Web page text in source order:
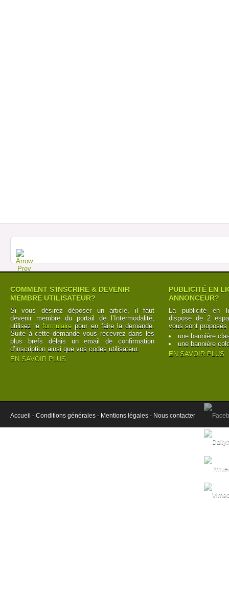
COMMENT S'INSCRIRE & DEVENIR
MEMBRE UTILISATEUR?
Si vous désirez déposer un article, il faut
devenir membre du portail de l’Intermodalité,
utilisez leformulaire pour en faire la demande.
Suite à cette demande vous recevrez dans les
plus brefs délais un email de confirmation
d’inscription ainsi que vos codes utilisateur.
EN SAVOIR PLUS
PUBLICITÉ EN
ANNONCEUR?
La publicité en
dispose de 2
vous sont proposés
une bannière
une bannière
EN SAVOIR PLUS
Accueil - Conditions générales - Mentions légales - Nous contacter